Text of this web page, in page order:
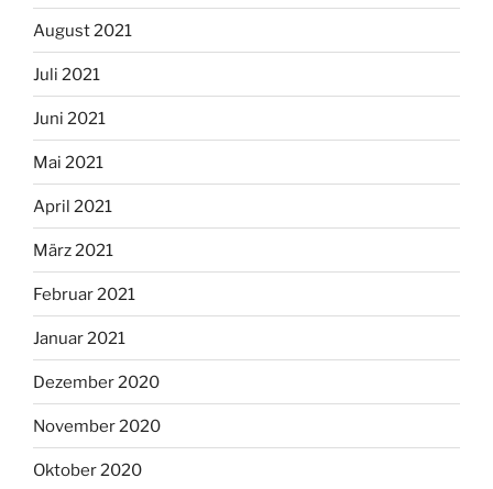
August 2021
Juli 2021
Juni 2021
Mai 2021
April 2021
März 2021
Februar 2021
Januar 2021
Dezember 2020
November 2020
Oktober 2020